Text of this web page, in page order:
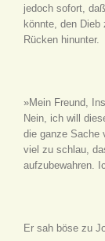
jedoch sofort,
könnte, den
Rücken hinunter.
»Mein Freund,
Nein, ich will
die ganze Sache
viel zu schlau,
aufzubewahren.
Er sah böse zu